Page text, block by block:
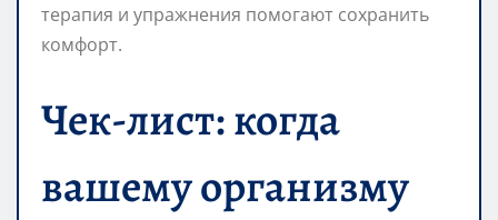
терапия и упражнения помогают сохранить
комфорт.
Чек-лист: когда
вашему организму